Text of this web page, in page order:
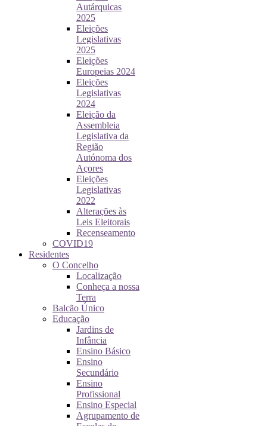
Autárquicas
2025
Eleições
Legislativas
2025
Eleições
Europeias 2024
Eleições
Legislativas
2024
Eleição da
Assembleia
Legislativa da
Região
Autónoma dos
Açores
Eleições
Legislativas
2022
Alterações às
Leis Eleitorais
Recenseamento
COVID19
Residentes
O Concelho
Localização
Conheça a nossa
Terra
Balcão Único
Educação
Jardins de
Infância
Ensino Básico
Ensino
Secundário
Ensino
Profissional
Ensino Especial
Agrupamento de